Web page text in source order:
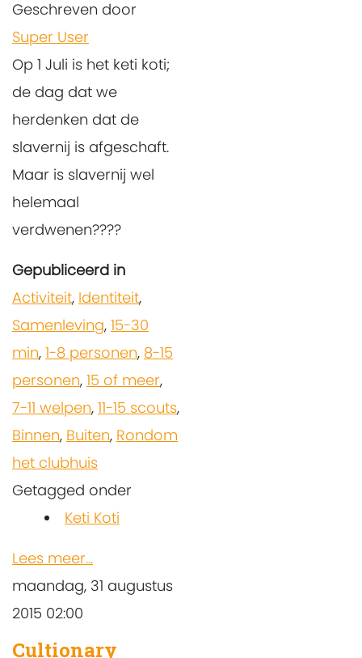
Geschreven door
Super User
Op 1 Juli is het keti koti;
de dag dat we
herdenken dat de
slavernij is afgeschaft.
Maar is slavernij wel
helemaal
verdwenen????
Gepubliceerd in
Activiteit, Identiteit,
Samenleving, 15-30
min, 1-8 personen, 8-15
personen, 15 of meer,
7-11 welpen, 11-15 scouts,
Binnen, Buiten, Rondom
het clubhuis
Getagged onder
Keti Koti
Lees meer...
maandag, 31 augustus
2015 02:00
Cultionary